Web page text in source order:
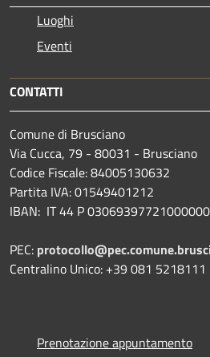
Luoghi
Eventi
CONTATTI
Comune di Brusciano
Via Cucca, 79 - 80031 - Brusciano
Codice Fiscale: 84005130632
Partita IVA: 01549401212
IBAN: IT 44 P
PEC:
Centralino Unico: +39 081 5218111
Prenotazione appuntamento